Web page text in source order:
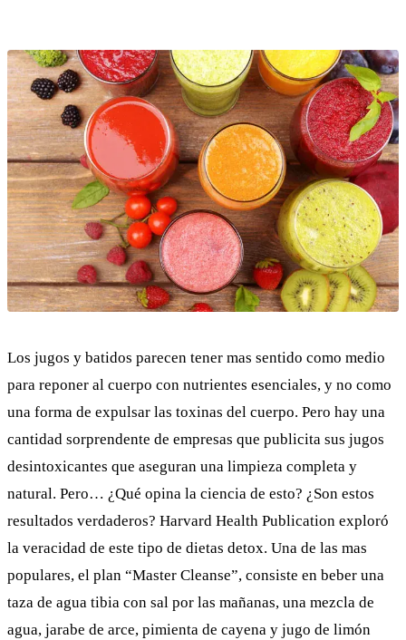
Los jugos y batidos parecen tener mas sentido como medio
para reponer al cuerpo con nutrientes esenciales, y no como
una forma de expulsar las toxinas del cuerpo. Pero hay una
cantidad sorprendente de empresas que publicita sus jugos
desintoxicantes que aseguran una limpieza completa y
natural. Pero… ¿Qué opina la ciencia de esto? ¿Son estos
resultados verdaderos? Harvard Health Publication exploró
la veracidad de este tipo de dietas detox. Una de las mas
populares, el plan “Master Cleanse”, consiste en beber una
taza de agua tibia con sal por las mañanas, una mezcla de
agua, jarabe de arce, pimienta de cayena y jugo de limón